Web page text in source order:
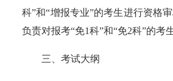
科”和“增报专业”的考生进行资格
负责对报考“免1科”和“免2科”的考
三、考试大纲